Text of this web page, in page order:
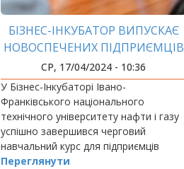
БІЗНЕС-ІНКУБАТОР ВИПУСКАЄ
НОВОСПЕЧЕНИХ ПІДПРИЄМЦІВ
У ВІЛЬНЕ ПЛАВАННЯ
СР, 17/04/2024 - 10:36
У Бізнес-Інкубаторі Івано-
Франківського національного
технічного університету нафти і газу
успішно завершився черговий
навчальний курс для підприємців
громади «Успіх у бізнесі», участь в
Переглянути